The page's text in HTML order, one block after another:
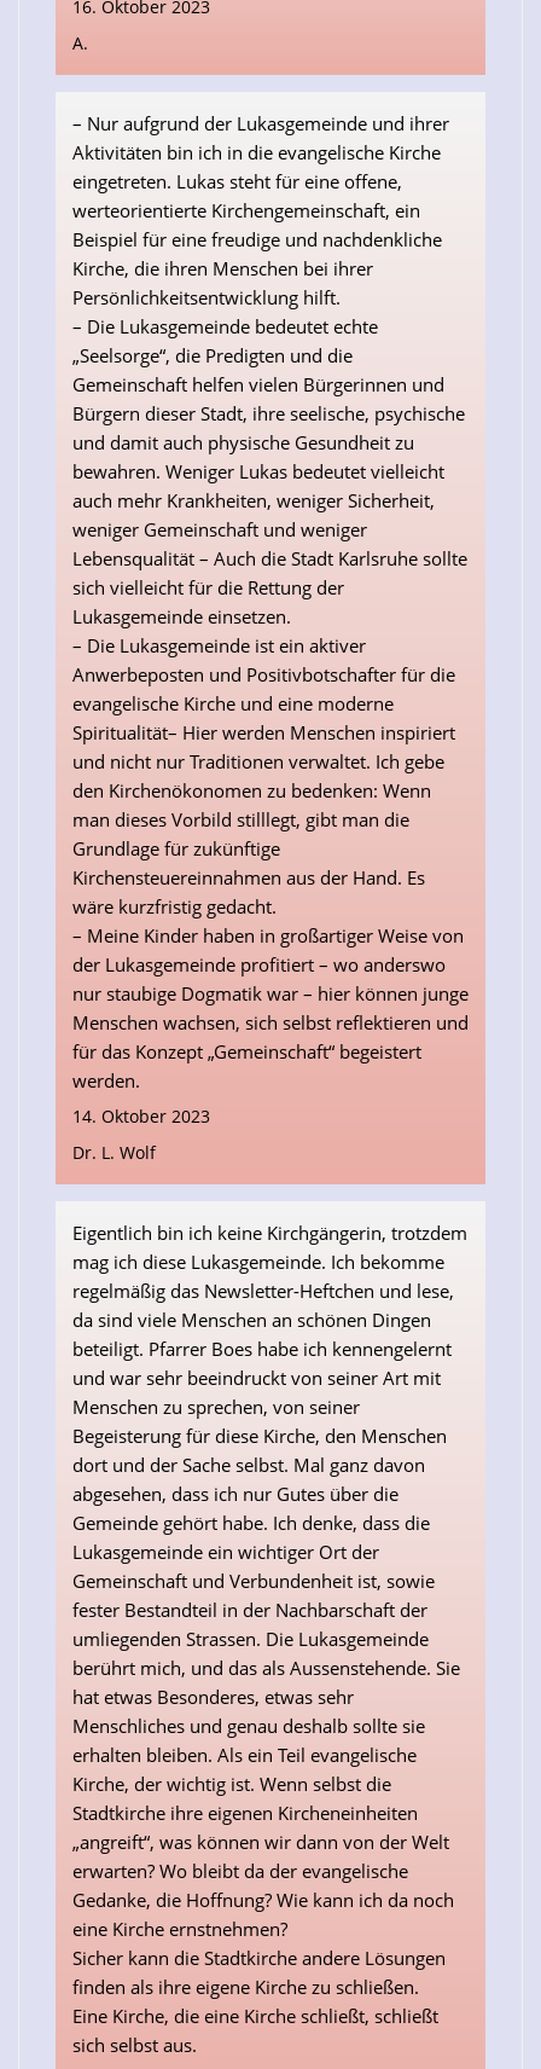
16. Oktober 2023
A.
– Nur aufgrund der Lukasgemeinde und ihrer
Aktivitäten bin ich in die evangelische Kirche
eingetreten. Lukas steht für eine offene,
werteorientierte Kirchengemeinschaft, ein
Beispiel für eine freudige und nachdenkliche
Kirche, die ihren Menschen bei ihrer
Persönlichkeitsentwicklung hilft.
– Die Lukasgemeinde bedeutet echte
„Seelsorge“, die Predigten und die
Gemeinschaft helfen vielen Bürgerinnen und
Bürgern dieser Stadt, ihre seelische, psychische
und damit auch physische Gesundheit zu
bewahren. Weniger Lukas bedeutet vielleicht
auch mehr Krankheiten, weniger Sicherheit,
weniger Gemeinschaft und weniger
Lebensqualität – Auch die Stadt Karlsruhe sollte
sich vielleicht für die Rettung der
Lukasgemeinde einsetzen.
– Die Lukasgemeinde ist ein aktiver
Anwerbeposten und Positivbotschafter für die
evangelische Kirche und eine moderne
Spiritualität– Hier werden Menschen inspiriert
und nicht nur Traditionen verwaltet. Ich gebe
den Kirchenökonomen zu bedenken: Wenn
man dieses Vorbild stilllegt, gibt man die
Grundlage für zukünftige
Kirchensteuereinnahmen aus der Hand. Es
wäre kurzfristig gedacht.
– Meine Kinder haben in großartiger Weise von
der Lukasgemeinde profitiert – wo anderswo
nur staubige Dogmatik war – hier können junge
Menschen wachsen, sich selbst reflektieren und
für das Konzept „Gemeinschaft“ begeistert
werden.
14. Oktober 2023
Dr. L. Wolf
Eigentlich bin ich keine Kirchgängerin, trotzdem
mag ich diese Lukasgemeinde. Ich bekomme
regelmäßig das Newsletter-Heftchen und lese,
da sind viele Menschen an schönen Dingen
beteiligt. Pfarrer Boes habe ich kennengelernt
und war sehr beeindruckt von seiner Art mit
Menschen zu sprechen, von seiner
Begeisterung für diese Kirche, den Menschen
dort und der Sache selbst. Mal ganz davon
abgesehen, dass ich nur Gutes über die
Gemeinde gehört habe. Ich denke, dass die
Lukasgemeinde ein wichtiger Ort der
Gemeinschaft und Verbundenheit ist, sowie
fester Bestandteil in der Nachbarschaft der
umliegenden Strassen. Die Lukasgemeinde
berührt mich, und das als Aussenstehende. Sie
hat etwas Besonderes, etwas sehr
Menschliches und genau deshalb sollte sie
erhalten bleiben. Als ein Teil evangelische
Kirche, der wichtig ist. Wenn selbst die
Stadtkirche ihre eigenen Kircheneinheiten
„angreift“, was können wir dann von der Welt
erwarten? Wo bleibt da der evangelische
Gedanke, die Hoffnung? Wie kann ich da noch
eine Kirche ernstnehmen?
Sicher kann die Stadtkirche andere Lösungen
finden als ihre eigene Kirche zu schließen.
Eine Kirche, die eine Kirche schließt, schließt
sich selbst aus.